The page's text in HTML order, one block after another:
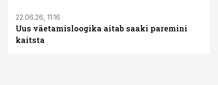
22.06.26, 11:16
Uus väetamisloogika aitab saaki paremini
kaitsta